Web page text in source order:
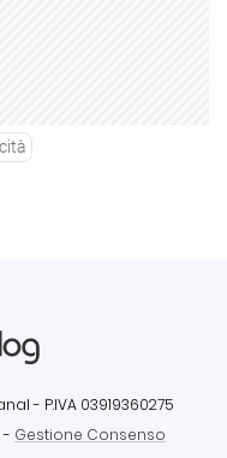
- P.IVA 03919360275
- Gestione Consenso